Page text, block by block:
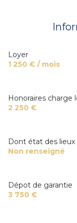
Loyer
1 250 € / mois
Honoraires charge
2 250 €
Dont état des lieux
Non renseigné
Dépot de garantie
3 750 €